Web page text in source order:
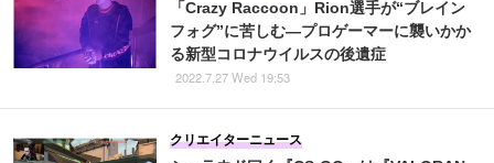
「Crazy Raccoon」Rion選手が“ブレイン
フォグ”に苦しむ―プロゲーマーに襲いかか
る新型コロナウイルスの後遺症
2022.7.27 Wed 19:53
クリエイターニュース